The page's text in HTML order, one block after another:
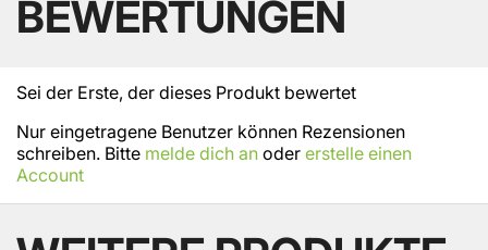
BEWERTUNGEN
Sei der Erste, der dieses Produkt bewertet
Nur eingetragene Benutzer können Rezensionen
schreiben. Bitte melde dich an oder erstelle einen
Account